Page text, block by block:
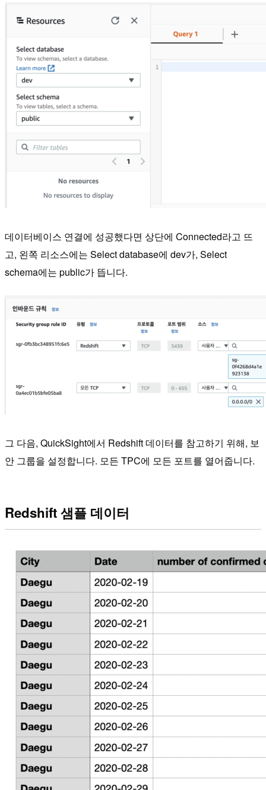
데이터베이스 연결에 성공했다면 상단에 Connected라고 뜨
고, 왼쪽 리소스에는 Select database에 dev가, Select
schema에는 public가 뜹니다.
그 다음, QuickSight에서 Redshift 데이터를 참고하기 위해, 보
안 그룹을 설정합니다. 모든 TPC에 모든 포트를 열어줍니다.
Redshift 샘플 데이터